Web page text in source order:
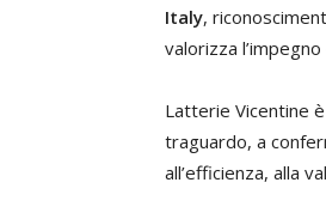
Italy,
valorizza
Latterie Vicentine
traguardo, a
all’efficienza, alla